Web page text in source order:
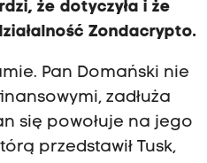
że dotyczyła i że
Zondacrypto.
Pan Domański nie
zadłuża
się powołuje na jego
przedstawił Tusk,